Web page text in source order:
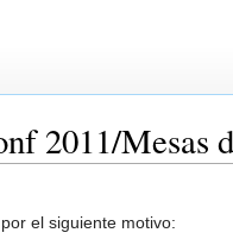
2011/Mesas
el siguiente motivo: